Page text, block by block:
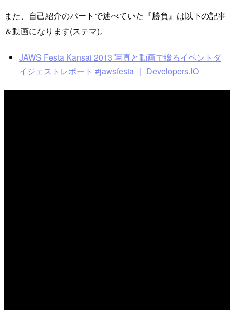
また、自己紹介のパートで述べていた『勝負』は以下の記事
＆動画になります(ステマ)。
JAWS Festa Kansai 2013 写真と動画で綴るイベントダ
イジェストレポート #jawsfesta ｜ Developers.IO